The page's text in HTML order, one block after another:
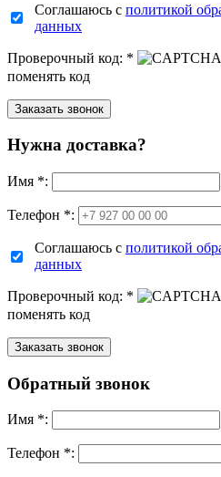
Соглашаюсь с политикой
данных
Проверочный код: *
поменять код
Нужна доставка?
Имя *:
Телефон *:
Соглашаюсь с политикой
данных
Проверочный код: *
поменять код
Обратный звонок
Имя *:
Телефон *: